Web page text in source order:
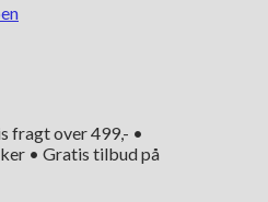
fragt over 499,- •
• Gratis tilbud på